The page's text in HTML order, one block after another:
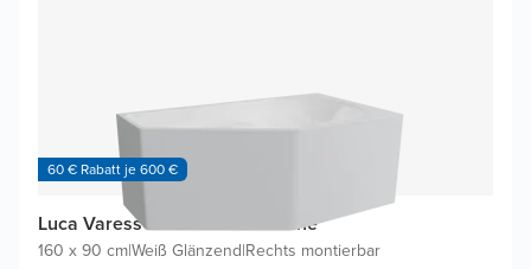
60 € Rabatt je 600 €
Luca Varess Pico Eckbadewanne
160 x 90 cm|Weiß Glänzend|Rechts montierbar